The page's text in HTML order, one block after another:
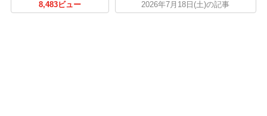
8,483ビュー 2026年7月18日(土)の記事